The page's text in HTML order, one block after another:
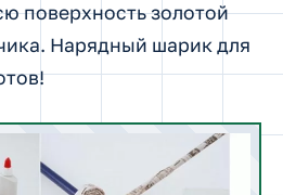
поверхность золотой
Нарядный шарик для